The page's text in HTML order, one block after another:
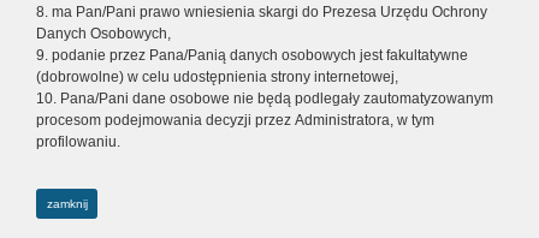
8. ma Pan/Pani prawo wniesienia skargi do Prezesa Urzędu Ochrony
Danych Osobowych,
9. podanie przez Pana/Panią danych osobowych jest fakultatywne
(dobrowolne) w celu udostępnienia strony internetowej,
10. Pana/Pani dane osobowe nie będą podlegały zautomatyzowanym
procesom podejmowania decyzji przez Administratora, w tym
profilowaniu.
zamknij